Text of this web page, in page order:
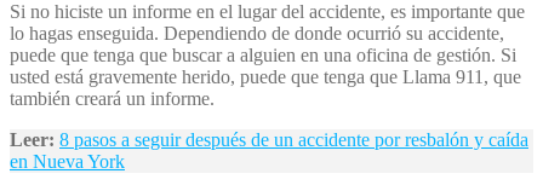
Si no hiciste un informe en el lugar del accidente, es importante que
lo hagas enseguida. Dependiendo de donde ocurrió su accidente,
puede que tenga que buscar a alguien en una oficina de gestión. Si
usted está gravemente herido, puede que tenga que Llama 911, que
también creará un informe.
Leer: 8 pasos a seguir después de un accidente por resbalón y caída
en Nueva York